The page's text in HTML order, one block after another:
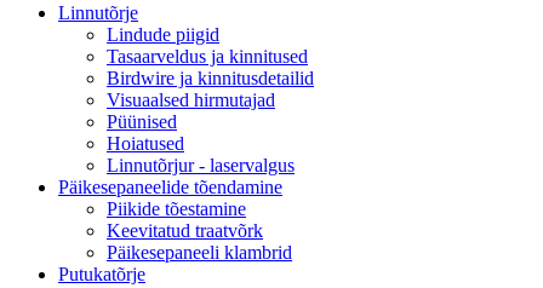
Linnutõrje
Lindude piigid
Tasaarveldus ja kinnitused
Birdwire ja kinnitusdetailid
Visuaalsed hirmutajad
Püünised
Hoiatused
Linnutõrjur - laservalgus
Päikesepaneelide tõendamine
Piikide tõestamine
Keevitatud traatvõrk
Päikesepaneeli klambrid
Putukatõrje